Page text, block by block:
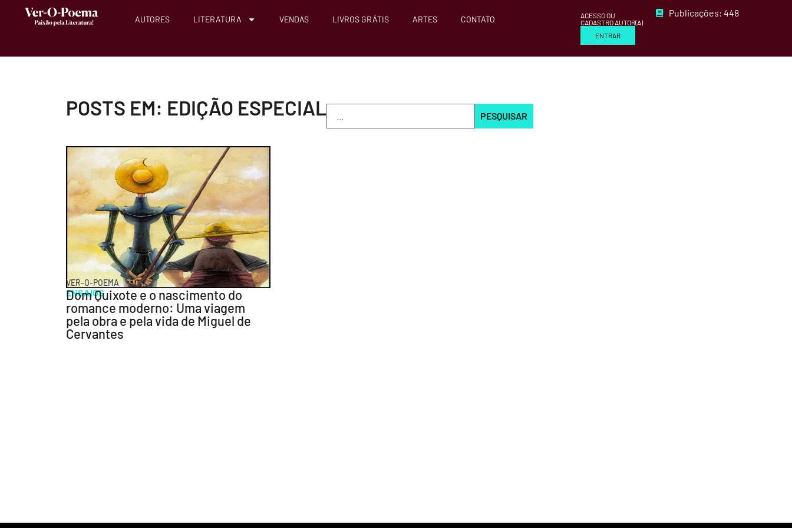
AUTORES LITERATURA VENDAS LIVROS GRÁTIS ARTES CONTATO
ACESSO OU
CADASTRO AUTOR(A)
ENTRAR
Publicações: 448
POSTS EM: EDIÇÃO ESPECIAL PESQUISAR
VER-O-POEMA
ENSAIOS
Dom Quixote e o nascimento do
romance moderno: Uma viagem
pela obra e pela vida de Miguel de
Cervantes